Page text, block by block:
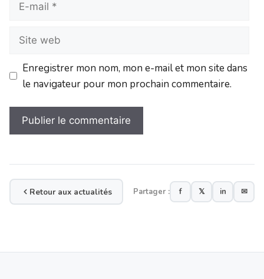
Enregistrer mon nom, mon e-mail et mon site dans
le navigateur pour mon prochain commentaire.
Retour aux actualités Partager : f 𝕏 in ✉